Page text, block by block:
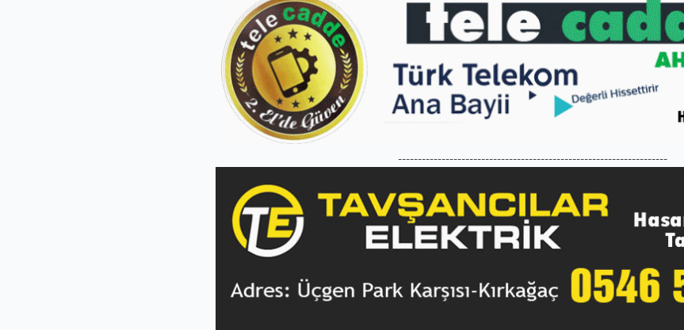
--------------------------------------------------------------------